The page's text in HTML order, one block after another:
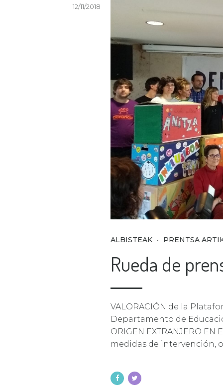
12/11/2018
ALBISTEAK PRENTSA
Rueda de
VALORACIÓN de la
Departamento de
ORIGEN EXTRANJERO EN
medidas de intervención,